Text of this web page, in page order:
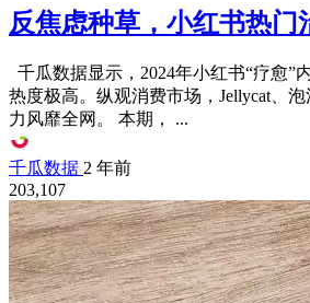
反焦虑种草，小红书热门
千瓜数据显示，2024年小红书“疗愈”
热度极高。纵观消费市场，Jellycat、
力风靡全网。 本期， ...
千瓜数据 2 年前
203,107